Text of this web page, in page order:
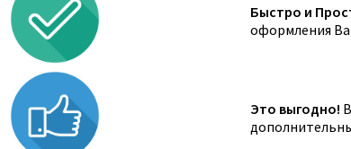
Быстро и
оформления
Это выгодно!